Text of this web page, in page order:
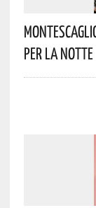
Per La